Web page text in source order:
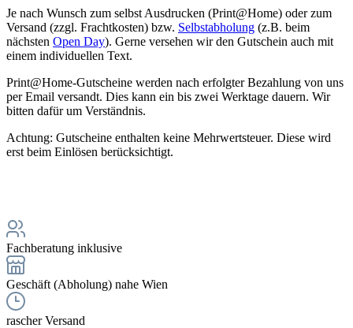
Je nach Wunsch zum selbst Ausdrucken (Print@Home) oder zum
Versand (zzgl. Frachtkosten) bzw. Selbstabholung (z.B. beim
nächsten Open Day). Gerne versehen wir den Gutschein auch mit
einem individuellen Text.
Print@Home-Gutscheine werden nach erfolgter Bezahlung von uns
per Email versandt. Dies kann ein bis zwei Werktage dauern. Wir
bitten dafür um Verständnis.
Achtung: Gutscheine enthalten keine Mehrwertsteuer. Diese wird
erst beim Einlösen berücksichtigt.
Fachberatung inklusive
Geschäft (Abholung) nahe Wien
rascher Versand